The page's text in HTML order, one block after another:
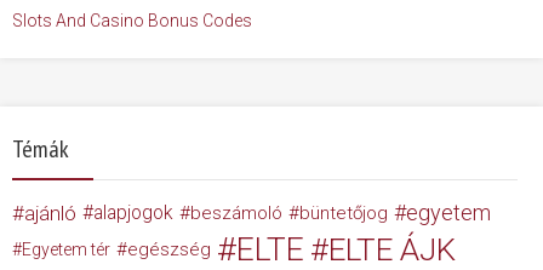
Slots And Casino Bonus Codes
Témák
ajánló alapjogok beszámoló büntetőjog egyetem
Egyetem tér egészség ELTE ELTE ÁJK